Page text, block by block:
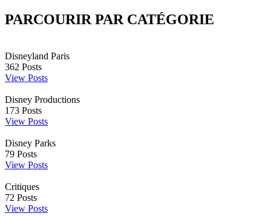
PARCOURIR PAR CATÉGORIE
Disneyland Paris
362 Posts
View Posts
Disney Productions
173 Posts
View Posts
Disney Parks
79 Posts
View Posts
Critiques
72 Posts
View Posts